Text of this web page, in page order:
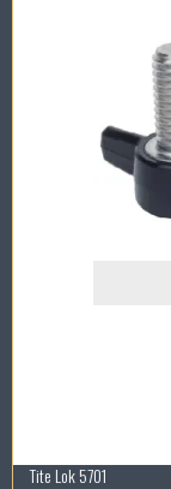
Tite Lok 5701